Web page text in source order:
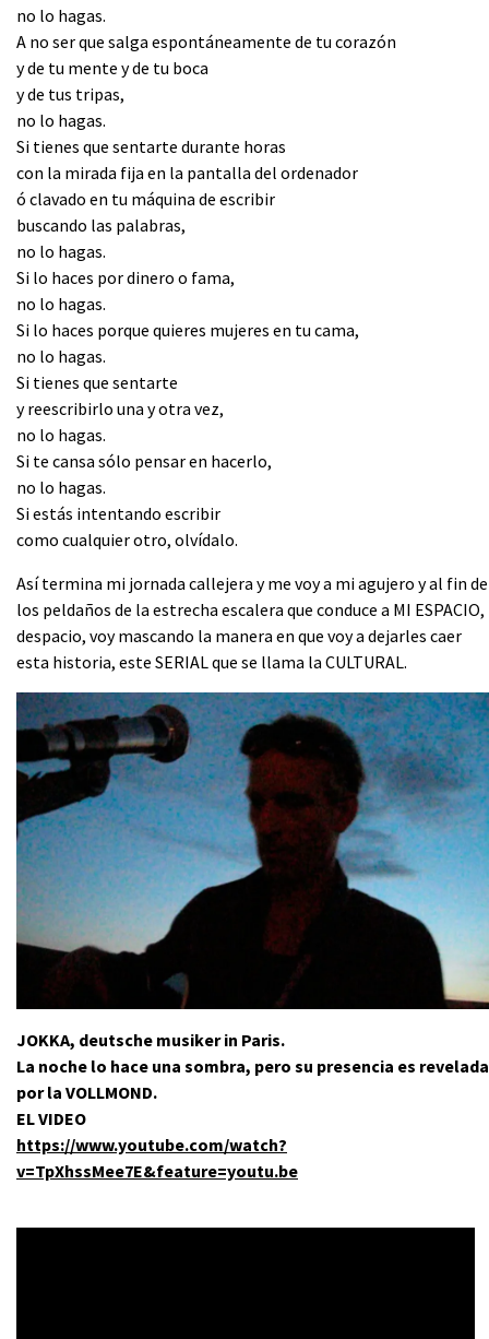
no lo hagas.
A no ser que salga espontáneamente de tu corazón
y de tu mente y de tu boca
y de tus tripas,
no lo hagas.
Si tienes que sentarte durante horas
con la mirada fija en la pantalla del ordenador
ó clavado en tu máquina de escribir
buscando las palabras,
no lo hagas.
Si lo haces por dinero o fama,
no lo hagas.
Si lo haces porque quieres mujeres en tu cama,
no lo hagas.
Si tienes que sentarte
y reescribirlo una y otra vez,
no lo hagas.
Si te cansa sólo pensar en hacerlo,
no lo hagas.
Si estás intentando escribir
como cualquier otro, olvídalo.
Así termina mi jornada callejera y me voy a mi agujero y al fin de
los peldaños de la estrecha escalera que conduce a MI ESPACIO,
despacio, voy mascando la manera en que voy a dejarles caer
esta historia, este SERIAL que se llama la CULTURAL.
JOKKA, deutsche musiker in Paris.
La noche lo hace una sombra, pero su presencia es revelada
por la VOLLMOND.
EL VIDEO
https://www.youtube.com/watch?
v=TpXhssMee7E&feature=youtu.be